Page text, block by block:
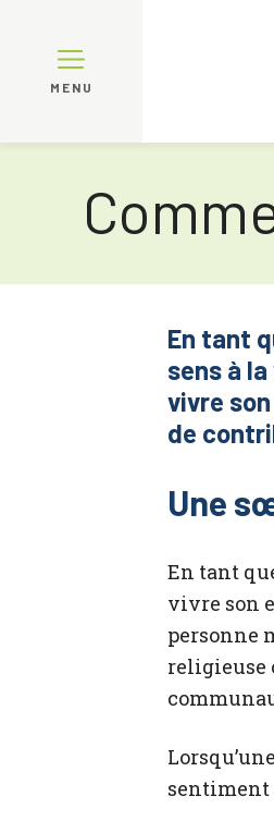
MENU
En tant
sens à
vivre
de
Une
En tant
vivre son
personne
religieuse
sentiment